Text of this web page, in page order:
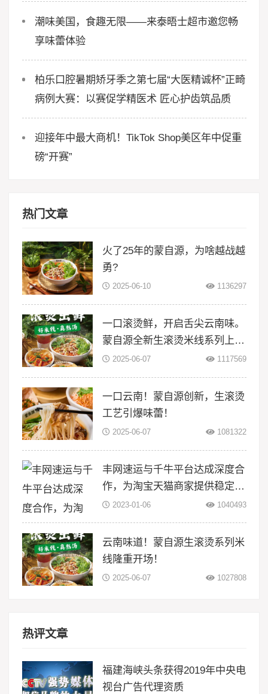
潮味美国，食趣无限——来泰晤士超市邀您畅
享味蕾体验
柏乐口腔暑期矫牙季之第七届“大医精诚杯”正畸
病例大赛：以赛促学精医术 匠心护齿筑品质
迎接年中最大商机！TikTok Shop美区年中促重
磅“开赛”
热门文章
火了25年的蒙自源，为啥越战越
勇?
2025-06-10 1136297
一口滚烫鲜，开启舌尖云南味。
蒙自源全新生滚烫米线系列上
线！2025-06-07 1117569
一口云南！蒙自源创新，生滚烫
工艺引爆味蕾！
2025-06-07 1081322
丰网速运与千牛平台达成深度合
作，为淘宝天猫商家提供稳定物
流服务
2023-01-06 1040493
云南味道！蒙自源生滚烫系列米
线隆重开场！
2025-06-07 1027808
热评文章
福建海峡头条获得2019年中央电
视台广告代理资质